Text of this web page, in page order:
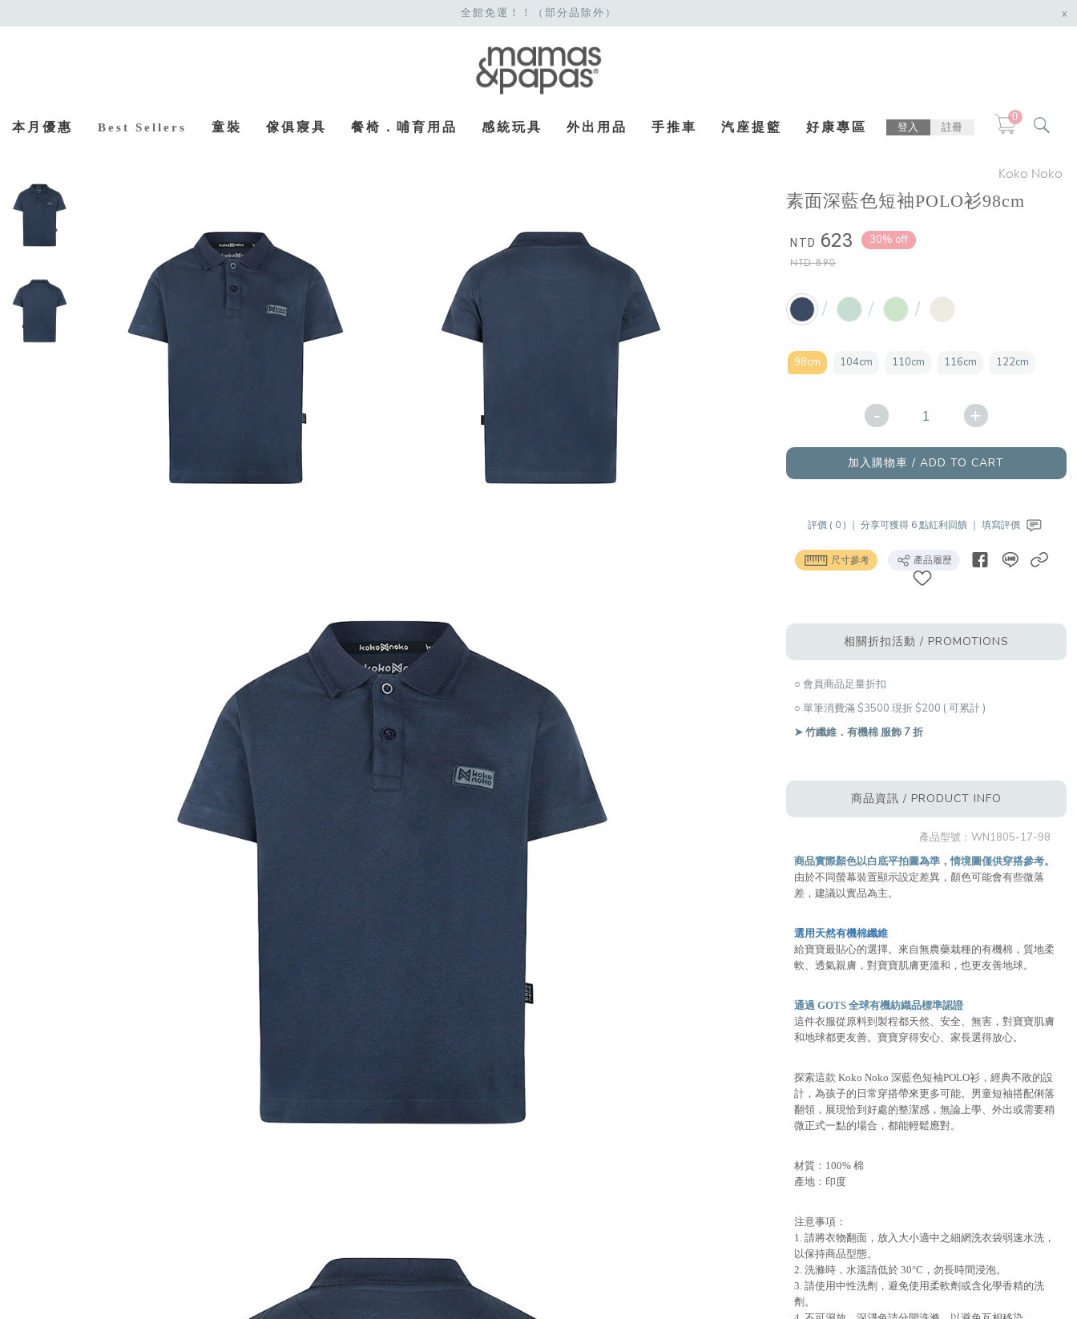
全館免運！！（部分品除外） x
本月優惠 Best Sellers 童裝 傢俱寢具 餐椅．哺育用品 感統玩具 外出用品 手推車 汽座提籃 好康專區 登入 註冊
0
Koko Noko
素面深藍色短袖POLO衫98cm
NTD 623
NTD890
30% off
/ / /
98cm 104cm 110cm 116cm 122cm
- +
加入購物車 / ADD TO CART
評價 ( 0 ) ｜ 分享可獲得 6 點紅利回饋 ｜ 填寫評價
尺寸參考 產品履歷
相關折扣活動 / PROMOTIONS
○ 會員商品足量折扣
○ 單筆消費滿 $3500 現折 $200 ( 可累計 )
➤ 竹纖維．有機棉 服飾 7 折
商品資訊 / PRODUCT INFO
產品型號： WN1805-17-98
商品實際顏色以白底平拍圖為準，情境圖僅供穿搭參考。
由於不同螢幕裝置顯示設定差異，顏色可能會有些微落
差，建議以實品為主。
選用天然有機棉纖維
給寶寶最貼心的選擇。來自無農藥栽種的有機棉，質地柔
軟、透氣親膚，對寶寶肌膚更溫和，也更友善地球。
通過 GOTS 全球有機紡織品標準認證
這件衣服從原料到製程都天然、安全、無害，對寶寶肌膚
和地球都更友善。寶寶穿得安心、家長選得放心。
探索這款 Koko Noko 深藍色短袖POLO衫，經典不敗的設
計，為孩子的日常穿搭帶來更多可能。男童短袖搭配俐落
翻領，展現恰到好處的整潔感，無論上學、外出或需要稍
微正式一點的場合，都能輕鬆應對。
材質：100% 棉
產地：印度
注意事項：
1. 請將衣物翻面，放入大小適中之細網洗衣袋弱速水洗，
以保持商品型態。
2. 洗滌時，水溫請低於 30°C，勿長時間浸泡。
3. 請使用中性洗劑，避免使用柔軟劑或含化學香精的洗
劑。